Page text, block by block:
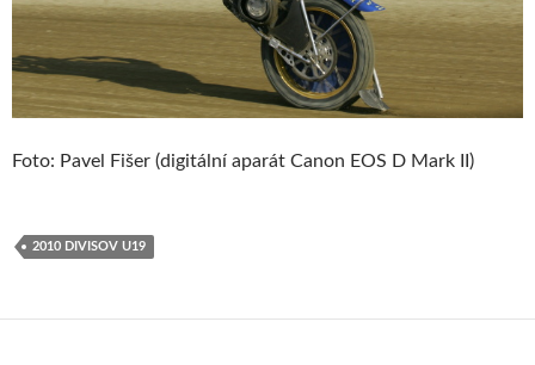
Foto: Pavel Fišer (digitální aparát Canon EOS D Mark II)
2010 DIVISOV U19